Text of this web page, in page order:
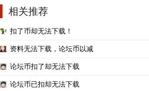
相关推荐
扣了币却无法下载！
资料无法下载，论坛币以减
论坛币扣了却无法下载
论坛币已扣却无法下载